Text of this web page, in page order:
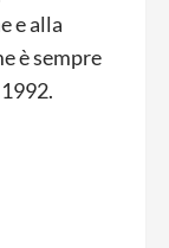
e alla
è sempre